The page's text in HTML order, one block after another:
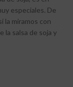
especiales. De
la miramos con
la salsa de soja y